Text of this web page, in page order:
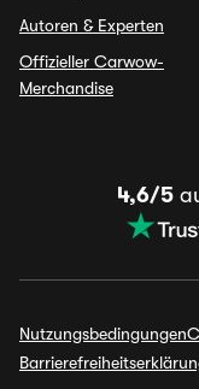
Autoren & Experten
Offizieller Carwow-
Merchandise
4,6/5
Nutzungsbedingungen